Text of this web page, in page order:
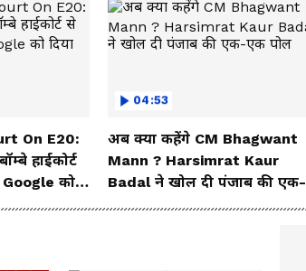
On E20:
हाईकोर्ट
Google को
04:53
अब क्या कहेंगे CM Bhagwant
Mann ? Harsimrat Kaur
Badal ने खोल दी पंजाब की एक-
एक पोल